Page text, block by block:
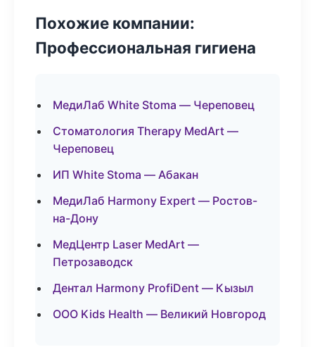
Похожие компании:
Профессиональная гигиена
МедиЛаб White Stoma — Череповец
Стоматология Therapy MedArt —
Череповец
ИП White Stoma — Абакан
МедиЛаб Harmony Expert — Ростов-
на-Дону
МедЦентр Laser MedArt —
Петрозаводск
Дентал Harmony ProfiDent — Кызыл
ООО Kids Health — Великий Новгород